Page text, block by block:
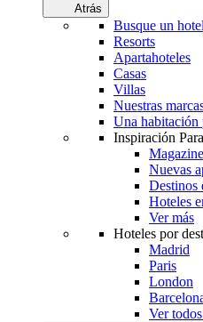
Atrás
Busque un hotel
Resorts
Apartahoteles
Casas
Villas
Nuestras
Una habitación
Inspiración
Magazine
Nuevas
Destinos
Hoteles
Ver más
Hoteles por
Madrid
Paris
London
Ver